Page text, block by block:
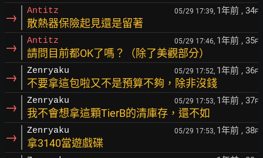
→ Antitz 05/29 17:39, 1年前 , 34F
散熱器保險起見還是留著
→ Antitz 05/29 17:46, 1年前 , 35F
請問目前都OK了嗎？（除了美觀部分）
→ Zenryaku 05/29 17:52, 1年前 , 36F
不要拿這包啦又不是預算不夠，除非沒錢
→ Zenryaku 05/29 17:53, 1年前 , 37F
我不會想拿這顆TierB的清庫存，還不如
→ Zenryaku 05/29 17:53, 1年前 , 38F
拿3140當遊戲碟